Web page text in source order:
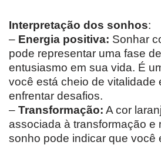
Interpretação dos sonhos:
– Energia positiva: Sonhar
pode representar uma fase
entusiasmo em sua vida. É
você está cheio de vitalidade
enfrentar desafios.
– Transformação: A cor
associada à transformação e
sonho pode indicar que você